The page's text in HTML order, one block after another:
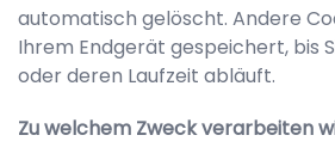
automatisch gelöscht. Andere
Ihrem Endgerät gespeichert, bis
oder deren Laufzeit abläuft.
Zu welchem Zweck verarbeiten